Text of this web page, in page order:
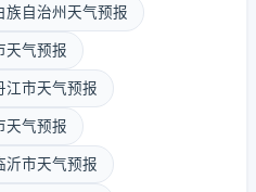
族自治州天气预报
天气预报
江市天气预报
天气预报
沂市天气预报